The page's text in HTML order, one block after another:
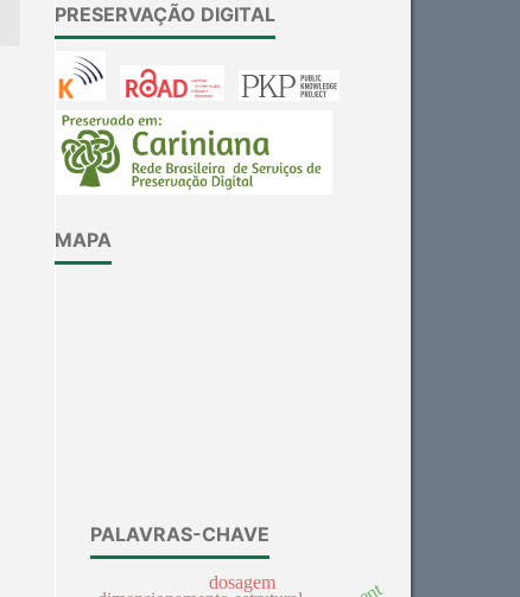
0
Methods
Results
0
Discussion
0
0
See how this article has been
cited atscite.ai
section the citation was
PRESERVAÇÃO DIGITAL
MAPA
PALAVRAS-CHAVE
dosagem